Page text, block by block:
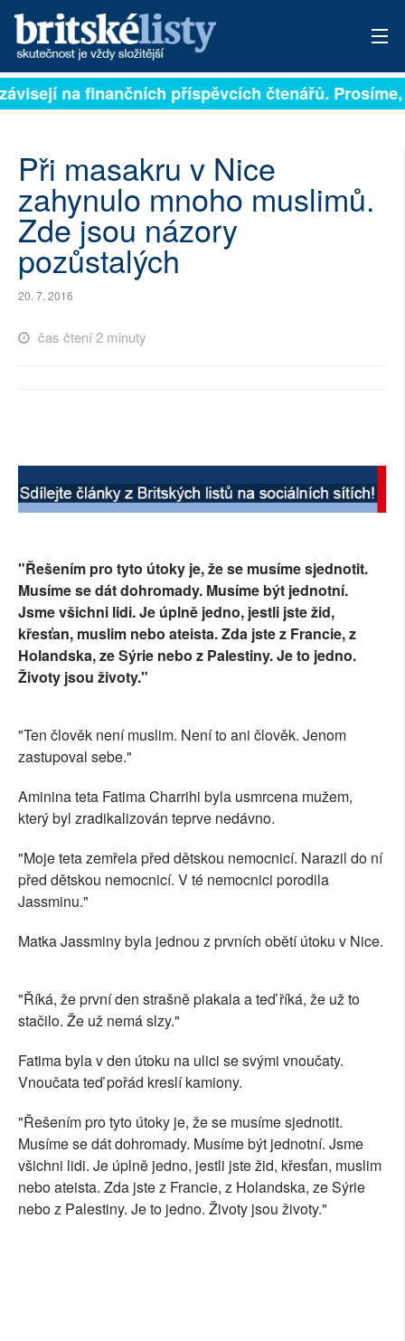
PŘIHLÁSIT
ARCHIV
ROZHOVORY
TÉMATA
NEJČTENĚJŠÍ ZA 7 DNÍ
AUTOŘI
RUBRIKY
PLNÁ VERZE STRÁNEK
na finančních příspěvcích čtenářů. Prosíme,
Při masakru v Nice
zahynulo mnoho muslimů.
Zde jsou názory
pozůstalých
20. 7. 2016
čas čtení 2 minuty
"Řešením pro tyto útoky je, že se musíme sjednotit.
Musíme se dát dohromady. Musíme být jednotní.
Jsme všichni lidi. Je úplně jedno, jestli jste žid,
křesťan, muslim nebo ateista. Zda jste z Francie, z
Holandska, ze Sýrie nebo z Palestiny. Je to jedno.
Životy jsou životy."
"Ten člověk není muslim. Není to ani člověk. Jenom
zastupoval sebe."
Aminina teta Fatima Charrihi byla usmrcena mužem,
který byl zradikalizován teprve nedávno.
"Moje teta zemřela před dětskou nemocnicí. Narazil do ní
před dětskou nemocnicí. V té nemocnici porodila
Jassminu."
Matka Jassminy byla jednou z prvních obětí útoku v Nice.
"Říká, že první den strašně plakala a teď říká, že už to
stačilo. Že už nemá slzy."
Fatima byla v den útoku na ulici se svými vnoučaty.
Vnoučata teď pořád kreslí kamiony.
"Řešením pro tyto útoky je, že se musíme sjednotit.
Musíme se dát dohromady. Musíme být jednotní. Jsme
všichni lidi. Je úplně jedno, jestli jste žid, křesťan, muslim
nebo ateista. Zda jste z Francie, z Holandska, ze Sýrie
nebo z Palestiny. Je to jedno. Životy jsou životy."